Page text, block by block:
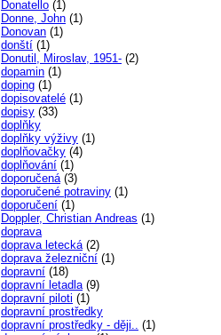
Donatello (1)
Donne, John (1)
Donovan (1)
donští (1)
Donutil, Miroslav, 1951- (2)
dopamin (1)
doping (1)
dopisovatelé (1)
dopisy (33)
doplňky
doplňky výživy (1)
doplňovačky (4)
doplňování (1)
doporučená(3)
doporučené potraviny (1)
doporučení (1)
Doppler, Christian Andreas (1)
doprava
doprava letecká(2)
doprava železniční (1)
dopravní (18)
dopravní letadla(9)
dopravní piloti (1)
dopravní prostředky
dopravní prostředky - ději.. (1)